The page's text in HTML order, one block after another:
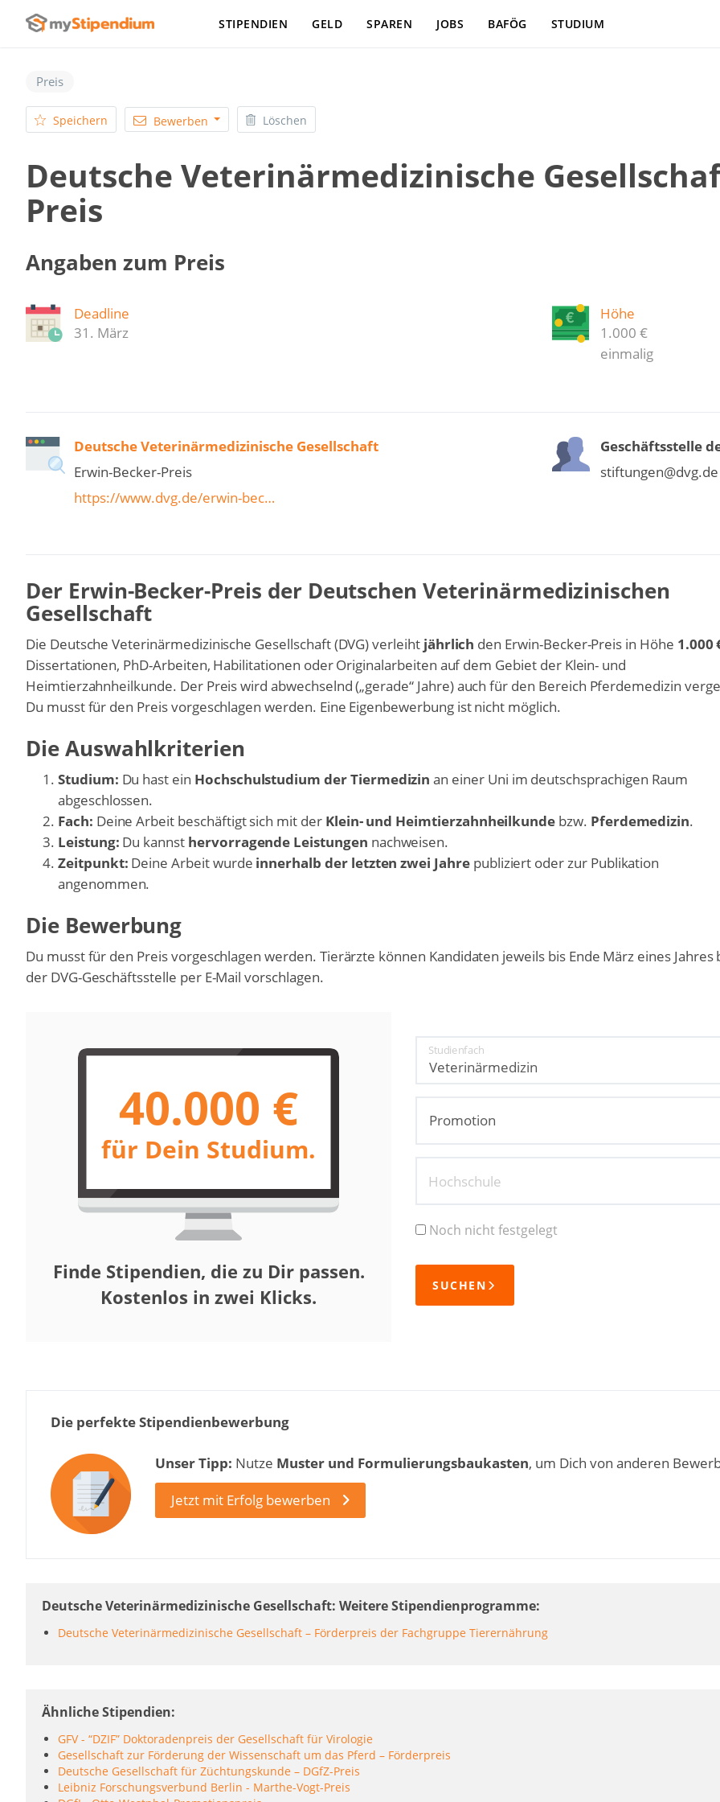
STIPENDIEN GELD SPAREN JOBS BAFÖG STUDIUM
Preis
Speichern Bewerben Löschen
Deutsche Veterinärmedizinische
Preis
Angaben zum Preis
Deadline
31. März
Höhe
1.000 €
einmalig
Deutsche Veterinärmedizinische Gesellschaft
Erwin-Becker-Preis
https://www.dvg.de/erwin-bec…
Geschäftsstelle
stiftungen@dvg.de
Der Erwin-Becker-Preis der Deutschen Veterinärmedizinischen
Gesellschaft
Die Deutsche Veterinärmedizinische Gesellschaft (DVG) verleiht jährlich den Erwin-Becker-Preis in Höhe 1.000
Dissertationen, PhD-Arbeiten, Habilitationen oder Originalarbeiten auf dem Gebiet der Klein- und
Heimtierzahnheilkunde. Der Preis wird abwechselnd („gerade“ Jahre) auch für den Bereich Pferdemedizin
Du musst für den Preis vorgeschlagen werden. Eine Eigenbewerbung ist nicht möglich.
Die Auswahlkriterien
Studium: Du hast ein Hochschulstudium der Tiermedizin an einer Uni im deutschsprachigen Raum
abgeschlossen.
Fach: Deine Arbeit beschäftigt sich mit der Klein- und Heimtierzahnheilkunde bzw. Pferdemedizin.
Leistung: Du kannst hervorragende Leistungen nachweisen.
Zeitpunkt: Deine Arbeit wurde innerhalb der letzten zwei Jahrepubliziert oder zur Publikation
angenommen.
Die Bewerbung
Du musst für den Preis vorgeschlagen werden. Tierärzte können Kandidaten jeweils bis Ende März eines Jahres
der DVG-Geschäftsstelle per E-Mail vorschlagen.
40.000 €
für Dein Studium.
Finde Stipendien, die zu Dir passen.
Kostenlos in zwei Klicks.
Studienfach
Hochschule
Noch nicht festgelegt
SUCHEN
Die perfekte Stipendienbewerbung
Unser Tipp: Nutze Muster und Formulierungsbaukasten, um Dich von anderen
Jetzt mit Erfolg bewerben
Deutsche Veterinärmedizinische Gesellschaft: Weitere Stipendienprogramme
Deutsche Veterinärmedizinische Gesellschaft – Förderpreis der Fachgruppe Tierernährung
Ähnliche Stipendien
GFV - “DZIF” Doktoradenpreis der Gesellschaft für Virologie
Gesellschaft zur Förderung der Wissenschaft um das Pferd – Förderpreis
Deutsche Gesellschaft für Züchtungskunde – DGfZ-Preis
Leibniz Forschungsverbund Berlin - Marthe-Vogt-Preis